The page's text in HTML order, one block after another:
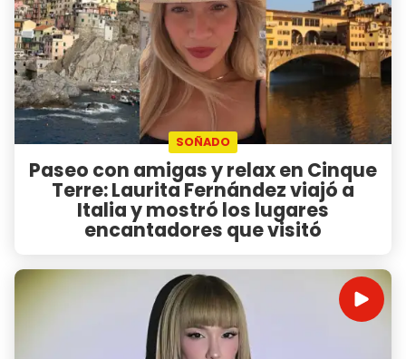
SOÑADO
Paseo con amigas y relax en Cinque
Terre: Laurita Fernández viajó a
Italia y mostró los lugares
encantadores que visitó